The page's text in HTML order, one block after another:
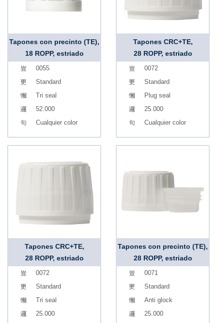
Tapones con precinto (TE),
18 ROPP, estriado
0055
Standard
Tri seal
52.000
Cualquier color
Tapones CRC+TE,
28 ROPP, estriado
0072
Standard
Plug seal
25.000
Cualquier color
Tapones CRC+TE,
28 ROPP, estriado
0072
Standard
Tri seal
25.000
Tapones con precinto (TE),
28 ROPP, estriado
0071
Standard
Anti glock
25.000